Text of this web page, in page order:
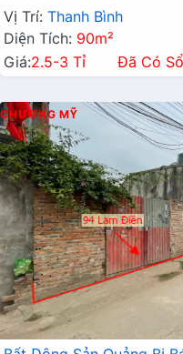
Vị Trí: Thanh Bình
Diện Tích: 90m²
Giá:2.5-3 Tỉ Đã Có Sổ
CHƯƠNG MỸ